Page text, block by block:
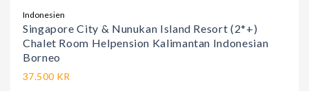
Indonesien
Singapore City & Nunukan Island Resort (2*+)
Chalet Room Helpension Kalimantan Indonesian
Borneo
37.500 KR